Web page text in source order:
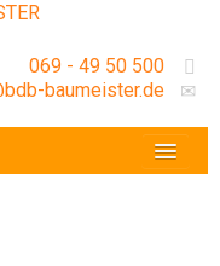
069 - 49 50 500
baumeister.de